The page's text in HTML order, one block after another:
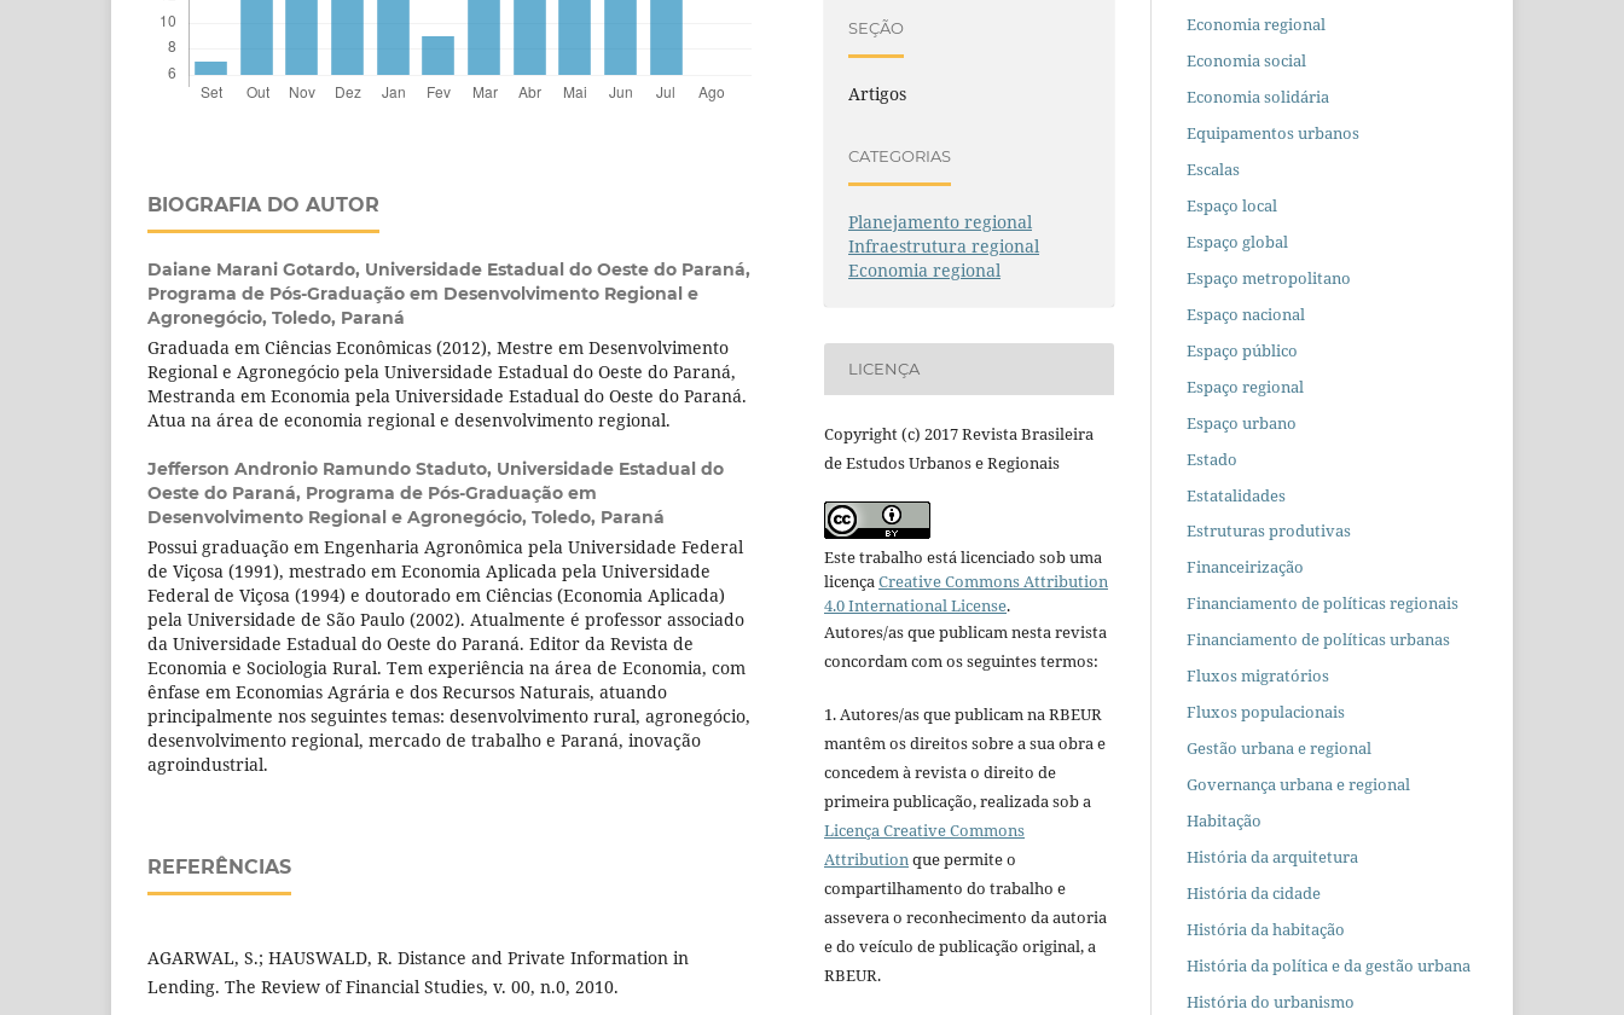
BIOGRAFIA DO AUTOR
Daiane Marani Gotardo, Universidade Estadual do Oeste do Paraná,
Programa de Pós-Graduação em Desenvolvimento Regional e
Agronegócio, Toledo, Paraná
Graduada em Ciências Econômicas (2012), Mestre em Desenvolvimento
Regional e Agronegócio pela Universidade Estadual do Oeste do Paraná,
Mestranda em Economia pela Universidade Estadual do Oeste do Paraná.
Atua na área de economia regional e desenvolvimento regional.
Jefferson Andronio Ramundo Staduto, Universidade Estadual do
Oeste do Paraná, Programa de Pós-Graduação em
Desenvolvimento Regional e Agronegócio, Toledo, Paraná
Possui graduação em Engenharia Agronômica pela Universidade Federal
de Viçosa (1991), mestrado em Economia Aplicada pela Universidade
Federal de Viçosa (1994) e doutorado em Ciências (Economia Aplicada)
pela Universidade de São Paulo (2002). Atualmente é professor associado
da Universidade Estadual do Oeste do Paraná. Editor da Revista de
Economia e Sociologia Rural. Tem experiência na área de Economia, com
ênfase em Economias Agrária e dos Recursos Naturais, atuando
principalmente nos seguintes temas: desenvolvimento rural, agronegócio,
desenvolvimento regional, mercado de trabalho e Paraná, inovação
agroindustrial.
REFERÊNCIAS
AGARWAL, S.; HAUSWALD, R. Distance and Private Information in
Lending. The Review of Financial Studies, v. 00, n.0, 2010.
SEÇÃO
Artigos
CATEGORIAS
Planejamento regional
Infraestrutura regional
Economia regional
LICENÇA
Copyright (c) 2017 Revista Brasileira
de Estudos Urbanos e Regionais
Este trabalho está licenciado sob uma
licençaCreative Commons Attribution
4.0 International License.
Autores/as que publicam nesta revista
concordam com os seguintes termos:
1. Autores/as que publicam na RBEUR
mantêm os direitos sobre a sua obra e
concedem à revista o direito de
primeira publicação, realizada sob a
Licença Creative Commons
Attributionque permite o
compartilhamento do trabalho e
assevera o reconhecimento da autoria
e do veículo de publicação original, a
RBEUR.
Economia regional
Economia social
Economia solidária
Equipamentos urbanos
Escalas
Espaço local
Espaço global
Espaço metropolitano
Espaço nacional
Espaço público
Espaço regional
Espaço urbano
Estado
Estatalidades
Estruturas produtivas
Financeirização
Financiamento de políticas regionais
Financiamento de políticas urbanas
Fluxos migratórios
Fluxos populacionais
Gestão urbana e regional
Governança urbana e regional
Habitação
História da arquitetura
História da cidade
História da habitação
História da política e da gestão urbana
História do urbanismo